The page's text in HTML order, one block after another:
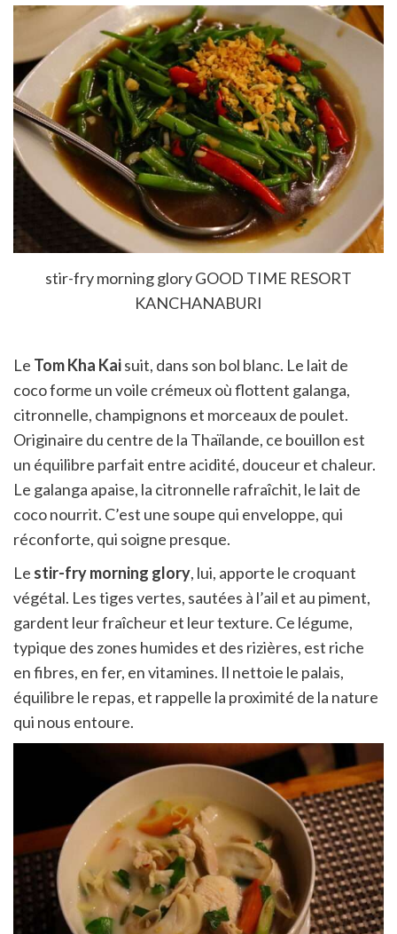
stir-fry morning glory GOOD TIME RESORT
KANCHANABURI
Le Tom Kha Kaisuit, dans son bol blanc. Le lait de
coco forme un voile crémeux où flottent galanga,
citronnelle, champignons et morceaux de poulet.
Originaire du centre de la Thaïlande, ce bouillon est
un équilibre parfait entre acidité, douceur et chaleur.
Le galanga apaise, la citronnelle rafraîchit, le lait de
coco nourrit. C’est une soupe qui enveloppe, qui
réconforte, qui soigne presque.
Le stir-fry morning glory, lui, apporte le croquant
végétal. Les tiges vertes, sautées à l’ail et au piment,
gardent leur fraîcheur et leur texture. Ce légume,
typique des zones humides et des rizières, est riche
en fibres, en fer, en vitamines. Il nettoie le palais,
équilibre le repas, et rappelle la proximité de la nature
qui nous entoure.